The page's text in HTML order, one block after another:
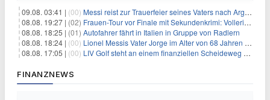
09.08. 03:41 | (00) Messi reist zur Trauerfeier seines Vaters nach Argentinien
08.08. 19:27 | (02) Frauen-Tour vor Finale mit Sekundenkrimi: Vollering in Gelb
08.08. 18:25 | (01) Autofahrer fährt in Italien in Gruppe von Radlern
08.08. 18:24 | (00) Lionel Messis Vater Jorge im Alter von 68 Jahren gestorben
08.08. 17:05 | (00) LIV Golf steht an einem finanziellen Scheideweg auf der Suche nach neuen Investitionen
FINANZNEWS